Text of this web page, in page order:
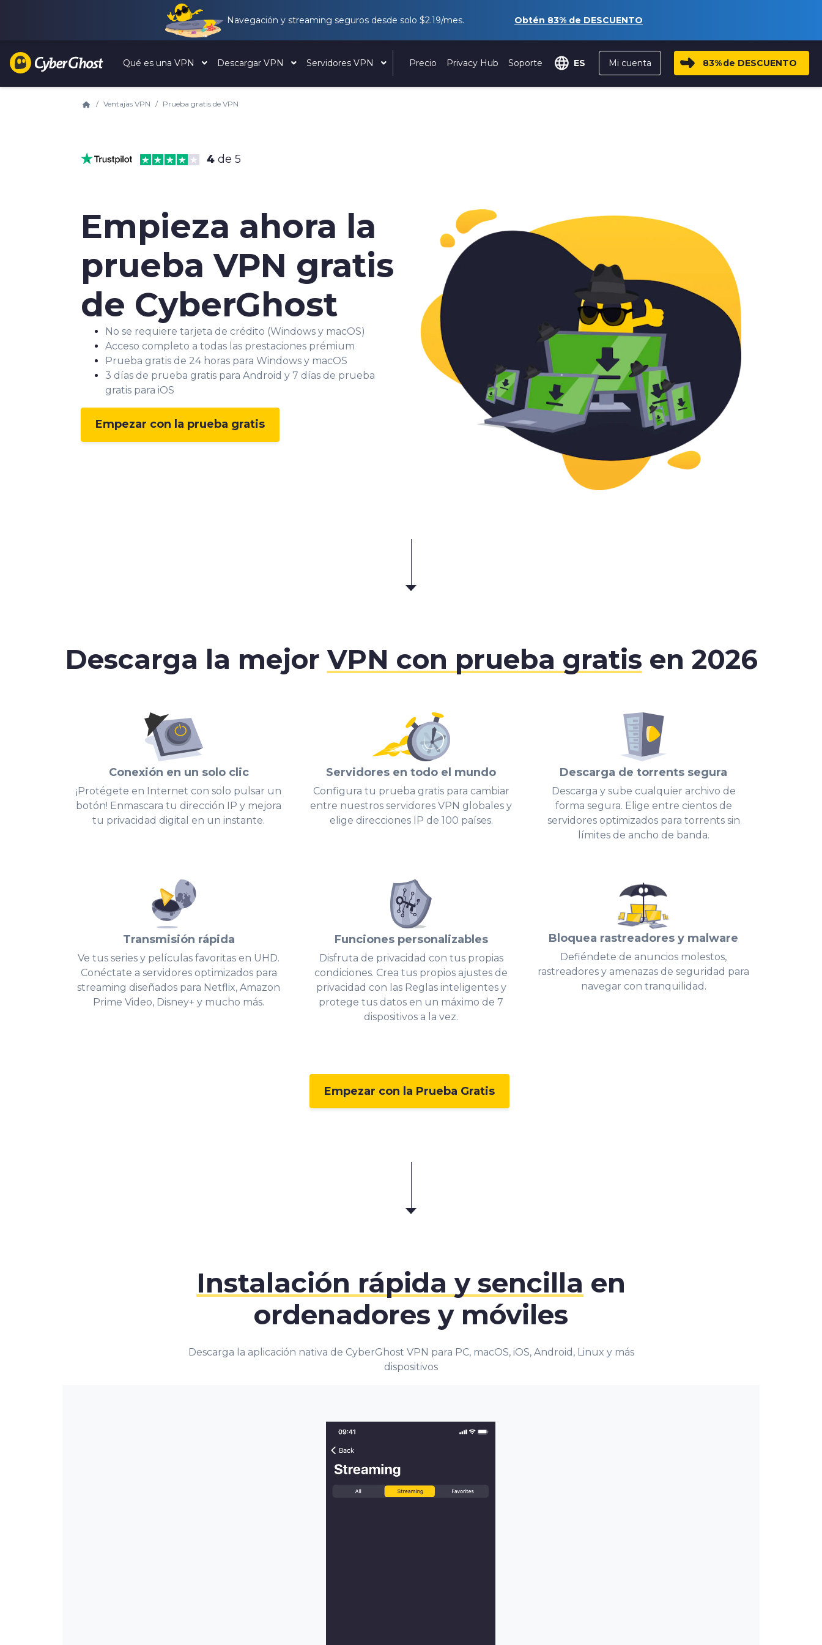
Navegación y streaming seguros desde solo $2.19/mes. Obtén 83% de DESCUENTO
Qué es una VPN Descargar VPN Servidores VPN Precio Privacy Hub Soporte ES Mi cuenta 83%de DESCUENTO
Ventajas VPN Prueba gratis de VPN
4 de 5
Empieza ahora la
prueba VPN gratis
de CyberGhost
No se requiere tarjeta de crédito (Windows y macOS)
Acceso completo a todas las prestaciones prémium
Prueba gratis de 24 horas para Windows y macOS
3 días de prueba gratis para Android y 7 días de prueba
gratis para iOS
Empezar con la prueba gratis
Descarga la mejorVPN con prueba gratis en 2026
Conexión en un solo clic
¡Protégete en Internet con solo pulsar un
botón! Enmascara tu dirección IP y mejora
tu privacidad digital en un instante.
Servidores en todo el mundo
Configura tu prueba gratis para cambiar
entre nuestros servidores VPN globales y
elige direcciones IP de 100 países.
Descarga de torrents segura
Descarga y sube cualquier archivo de
forma segura. Elige entre cientos de
servidores optimizados para torrents sin
límites de ancho de banda.
Transmisión rápida
Ve tus series y películas favoritas en UHD.
Conéctate a servidores optimizados para
streaming diseñados para Netflix, Amazon
Prime Video, Disney+ y mucho más.
Funciones personalizables
Disfruta de privacidad con tus propias
condiciones. Crea tus propios ajustes de
privacidad con las Reglas inteligentes y
protege tus datos en un máximo de 7
dispositivos a la vez.
Bloquea rastreadores y malware
Defiéndete de anuncios molestos,
rastreadores y amenazas de seguridad para
navegar con tranquilidad.
Empezar con la Prueba Gratis
Instalación rápida y sencilla en
ordenadores y móviles
Descarga la aplicación nativa de CyberGhost VPN para PC, macOS, iOS, Android, Linux y más
dispositivos